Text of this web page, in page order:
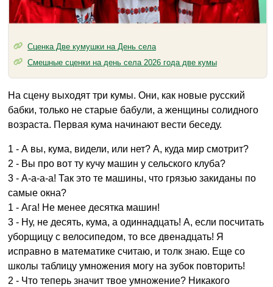
Сценка Две кумушки на День села
Смешные сценки на день села 2026 года две кумы
На сцену выходят три кумы. Они, как новые русский
бабки, только не старые бабули, а женщины солидного
возраста. Первая кума начинают вести беседу.
1 - А вы, кума, видели, или нет? А, куда мир смотрит?
2 - Вы про вот ту кучу машин у сельского клуба?
3 - А-а-а-а! Так это те машины, что грязью закиданы по
самые окна?
1 - Ага! Не менее десятка машин!
3 - Ну, не десять, кума, а одиннадцать! А, если посчитать
уборщицу с велосипедом, то все двенадцать! Я
исправно в математике считаю, и толк знаю. Еще со
школы таблицу умножения могу на зубок повторить!
2 - Что теперь значит твое умножение? Никакого